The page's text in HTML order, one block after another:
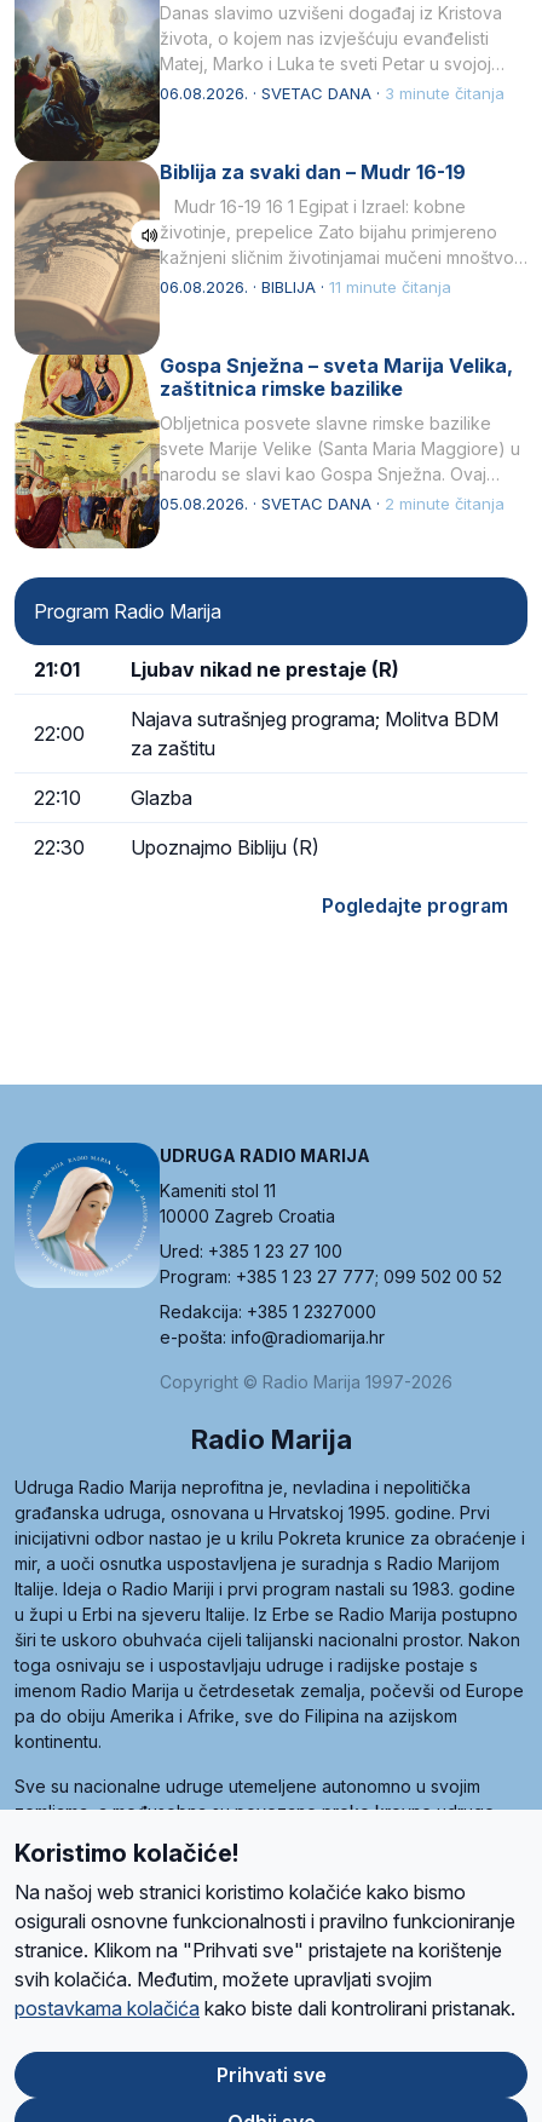
Danas slavimo uzvišeni događaj iz Kristova
života, o kojem nas izvješćuju evanđelisti
Matej, Marko i Luka te sveti Petar u svojoj
drugoj…
06.08.2026. · SVETAC DANA · 3 minute čitanja
Biblija za svaki dan – Mudr 16-19
Mudr 16-19 16 1 Egipat i Izrael: kobne
životinje, prepelice Zato bijahu primjereno
kažnjeni sličnim životinjamai mučeni mnoštvom
kukaca.2 A narod…
06.08.2026. · BIBLIJA · 11 minute čitanja
Gospa Snježna – sveta Marija Velika,
zaštitnica rimske bazilike
Obljetnica posvete slavne rimske bazilike
svete Marije Velike (Santa Maria Maggiore) u
narodu se slavi kao Gospa Snježna. Ovaj
naziv, Sancta Maria…
05.08.2026. · SVETAC DANA · 2 minute čitanja
Program Radio Marija
21:01 Ljubav nikad ne prestaje (R)
22:00
Najava sutrašnjeg programa; Molitva BDM
za zaštitu
22:10 Glazba
22:30 Upoznajmo Bibliju (R)
Pogledajte program
UDRUGA RADIO MARIJA
Kameniti stol 11
10000 Zagreb Croatia
Ured: +385 1 23 27 100
Program: +385 1 23 27 777; 099 502 00 52
Redakcija: +385 1 2327000
e-pošta: info@radiomarija.hr
Copyright © Radio Marija 1997-2026
Radio Marija
Udruga Radio Marija neprofitna je, nevladina i nepolitička
građanska udruga, osnovana u Hrvatskoj 1995. godine. Prvi
inicijativni odbor nastao je u krilu Pokreta krunice za obraćenje i
mir, a uoči osnutka uspostavljena je suradnja s Radio Marijom
Italije. Ideja o Radio Mariji i prvi program nastali su 1983. godine
u župi u Erbi na sjeveru Italije. Iz Erbe se Radio Marija postupno
širi te uskoro obuhvaća cijeli talijanski nacionalni prostor. Nakon
toga osnivaju se i uspostavljaju udruge i radijske postaje s
imenom Radio Marija u četrdesetak zemalja, počevši od Europe
pa do obiju Amerika i Afrike, sve do Filipina na azijskom
kontinentu.
Sve su nacionalne udruge utemeljene autonomno u svojim
zemljama, a međusobna su povezane preko krovne udruge
Radio Maria). Svjetsku obitelj utemeljilo je sedam članica, među
kojima je i hrvatska Udruga Radio Marija.
O namaRadio ProgramVolonteriPrijateljiKontaktPravila privatnosti
Ova stranica je zaštićena Google reCAPTCHA sustavom
Koristimo kolačiće!
Na našoj web stranici koristimo kolačiće kako bismo
osigurali osnovne funkcionalnosti i pravilno funkcioniranje
stranice. Klikom na "Prihvati sve" pristajete na korištenje
svih kolačića. Međutim, možete upravljati svojim
postavkama kolačića kako biste dali kontrolirani pristanak.
Prihvati sve